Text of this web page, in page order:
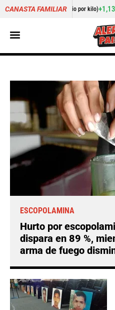
CANASTA FAMILIAR
+1,13% Pechuga de pollo$
ESCOPOLAMINA
Hurto por
dispara en 89 %,
arma de fuego